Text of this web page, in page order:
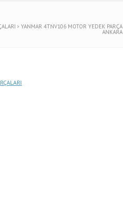
YANMAR 4TNV106 MOTOR YEDEK PARÇA
ANKARA